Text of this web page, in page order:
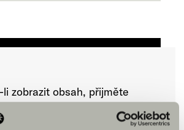
zobrazit obsah, přijměte
soubory cookie.